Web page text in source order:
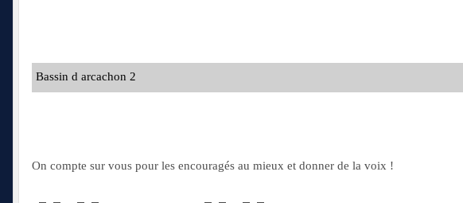
Bassin d arcachon 2
On compte sur vous pour les encouragés au mieux et donner de la voix !